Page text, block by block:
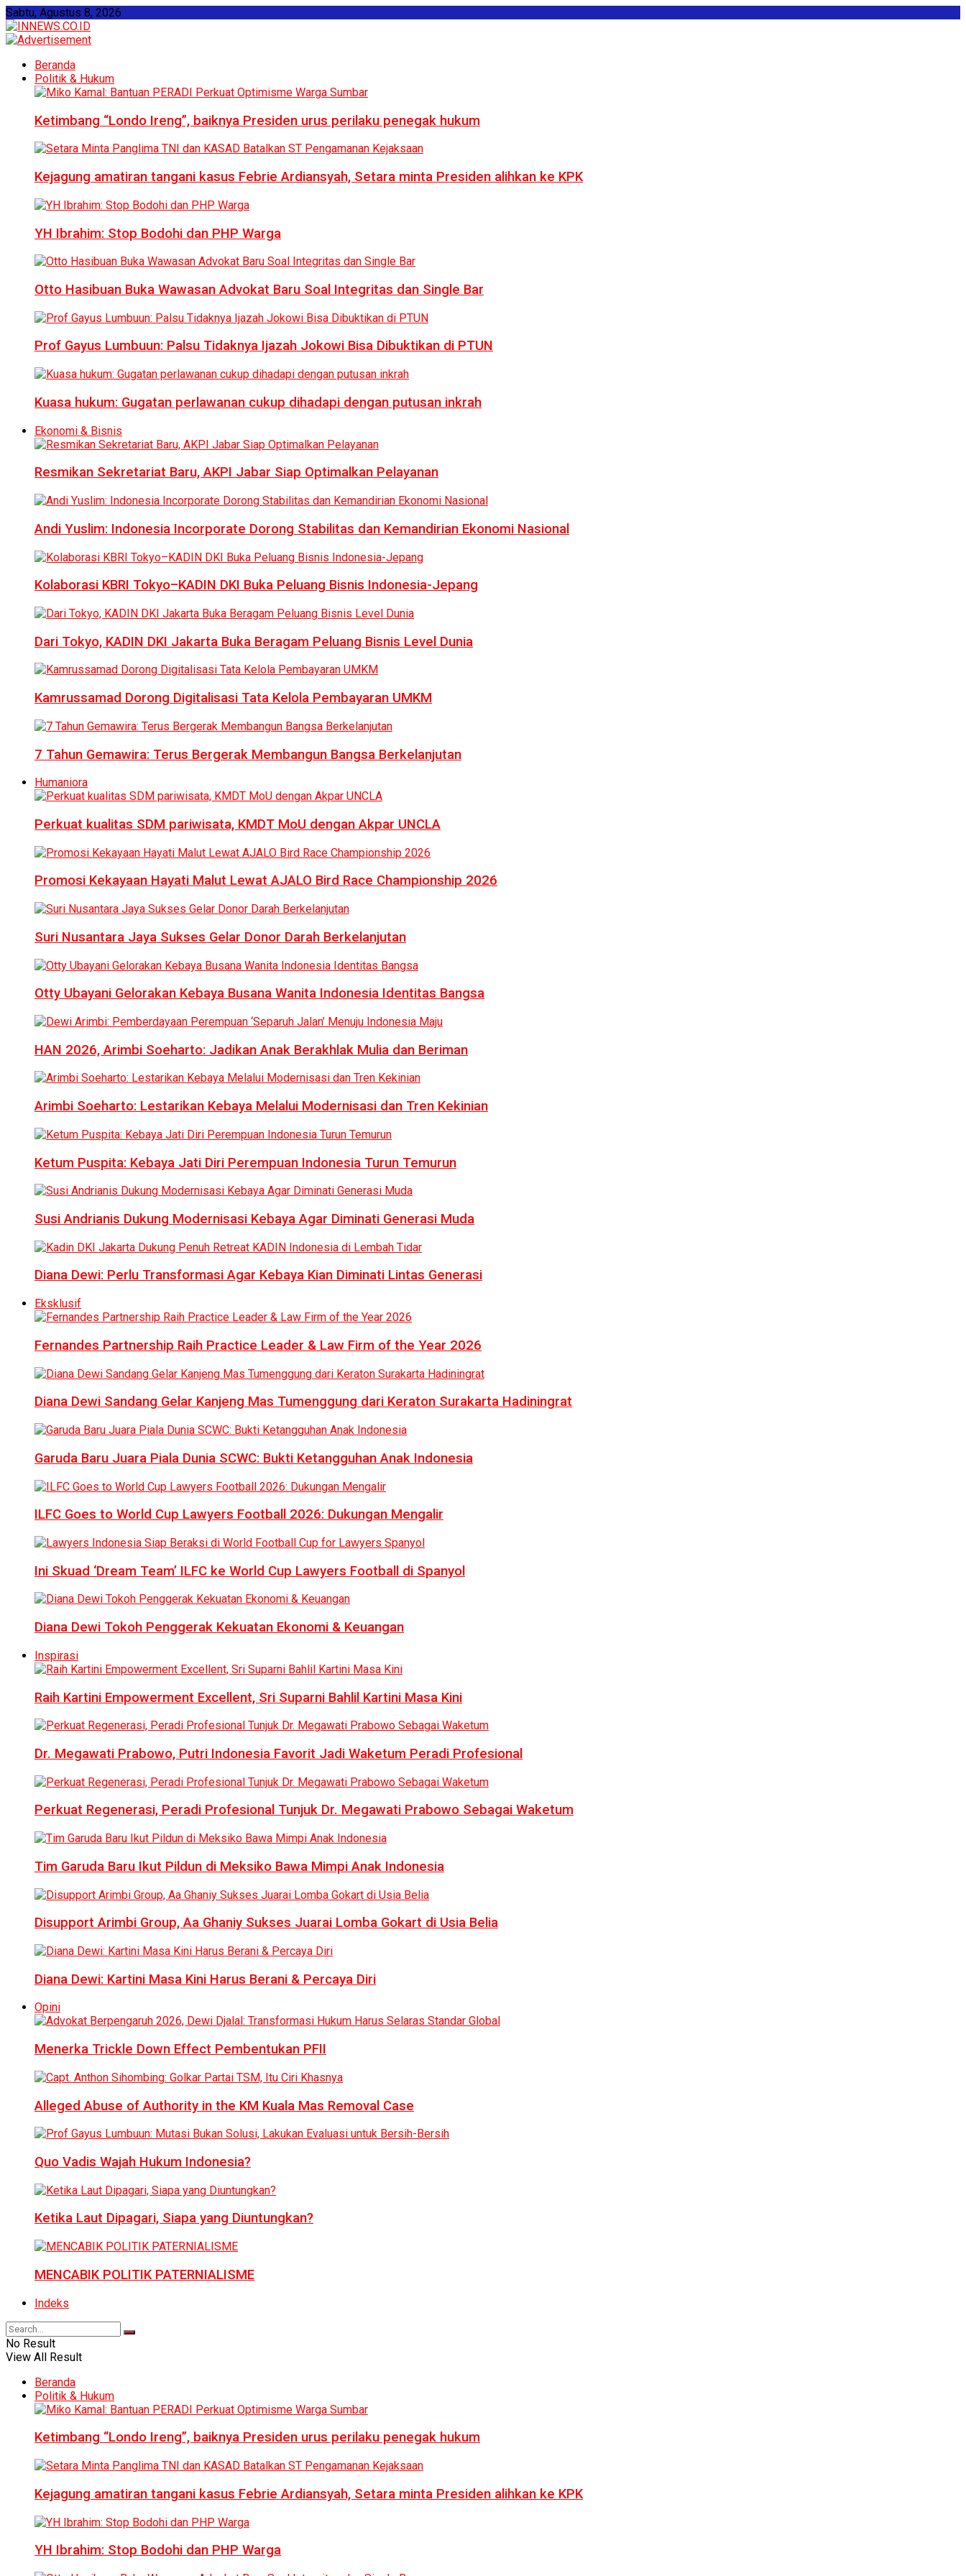
Sabtu, Agustus 8, 2026
Beranda
Politik & Hukum
Ketimbang “Londo Ireng”, baiknya Presiden urus perilaku penegak hukum
Kejagung amatiran tangani kasus Febrie Ardiansyah, Setara minta Presiden alihkan ke KPK
YH Ibrahim: Stop Bodohi dan PHP Warga
Otto Hasibuan Buka Wawasan Advokat Baru Soal Integritas dan Single Bar
Prof Gayus Lumbuun: Palsu Tidaknya Ijazah Jokowi Bisa Dibuktikan di PTUN
Kuasa hukum: Gugatan perlawanan cukup dihadapi dengan putusan inkrah
Ekonomi & Bisnis
Resmikan Sekretariat Baru, AKPI Jabar Siap Optimalkan Pelayanan
Andi Yuslim: Indonesia Incorporate Dorong Stabilitas dan Kemandirian Ekonomi Nasional
Kolaborasi KBRI Tokyo–KADIN DKI Buka Peluang Bisnis Indonesia-Jepang
Dari Tokyo, KADIN DKI Jakarta Buka Beragam Peluang Bisnis Level Dunia
Kamrussamad Dorong Digitalisasi Tata Kelola Pembayaran UMKM
7 Tahun Gemawira: Terus Bergerak Membangun Bangsa Berkelanjutan
Humaniora
Perkuat kualitas SDM pariwisata, KMDT MoU dengan Akpar UNCLA
Promosi Kekayaan Hayati Malut Lewat AJALO Bird Race Championship 2026
Suri Nusantara Jaya Sukses Gelar Donor Darah Berkelanjutan
Otty Ubayani Gelorakan Kebaya Busana Wanita Indonesia Identitas Bangsa
HAN 2026, Arimbi Soeharto: Jadikan Anak Berakhlak Mulia dan Beriman
Arimbi Soeharto: Lestarikan Kebaya Melalui Modernisasi dan Tren Kekinian
Ketum Puspita: Kebaya Jati Diri Perempuan Indonesia Turun Temurun
Susi Andrianis Dukung Modernisasi Kebaya Agar Diminati Generasi Muda
Diana Dewi: Perlu Transformasi Agar Kebaya Kian Diminati Lintas Generasi
Eksklusif
Fernandes Partnership Raih Practice Leader & Law Firm of the Year 2026
Diana Dewi Sandang Gelar Kanjeng Mas Tumenggung dari Keraton Surakarta Hadiningrat
Garuda Baru Juara Piala Dunia SCWC: Bukti Ketangguhan Anak Indonesia
ILFC Goes to World Cup Lawyers Football 2026: Dukungan Mengalir
Ini Skuad ‘Dream Team’ ILFC ke World Cup Lawyers Football di Spanyol
Diana Dewi Tokoh Penggerak Kekuatan Ekonomi & Keuangan
Inspirasi
Raih Kartini Empowerment Excellent, Sri Suparni Bahlil Kartini Masa Kini
Dr. Megawati Prabowo, Putri Indonesia Favorit Jadi Waketum Peradi Profesional
Perkuat Regenerasi, Peradi Profesional Tunjuk Dr. Megawati Prabowo Sebagai Waketum
Tim Garuda Baru Ikut Pildun di Meksiko Bawa Mimpi Anak Indonesia
Disupport Arimbi Group, Aa Ghaniy Sukses Juarai Lomba Gokart di Usia Belia
Diana Dewi: Kartini Masa Kini Harus Berani & Percaya Diri
Opini
Menerka Trickle Down Effect Pembentukan PFII
Alleged Abuse of Authority in the KM Kuala Mas Removal Case
Quo Vadis Wajah Hukum Indonesia?
Ketika Laut Dipagari, Siapa yang Diuntungkan?
MENCABIK POLITIK PATERNIALISME
Indeks
No Result
View All Result
Beranda
Politik & Hukum
Ketimbang “Londo Ireng”, baiknya Presiden urus perilaku penegak hukum
Kejagung amatiran tangani kasus Febrie Ardiansyah, Setara minta Presiden alihkan ke KPK
YH Ibrahim: Stop Bodohi dan PHP Warga